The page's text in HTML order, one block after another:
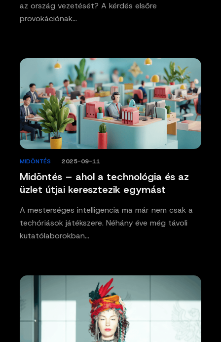
az ország vezetését? A kérdés elsőre
provokációnak…
Midöntés – ahol a technológia és az
üzlet útjai keresztezik egymást
MIDÖNTÉS 2025-09-11
A mesterséges intelligencia ma már nem csak a
techóriások játékszere. Néhány éve még távoli
kutatólaborokban…